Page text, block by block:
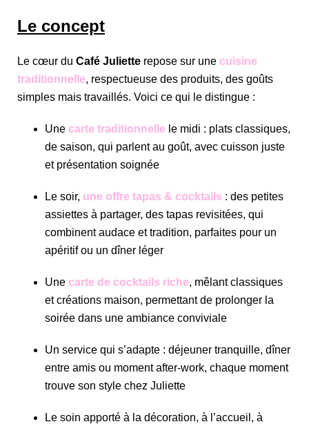
Le concept
Le cœur du Café Juliette repose sur une cuisine
traditionnelle, respectueuse des produits, des goûts
simples mais travaillés. Voici ce qui le distingue :
Une carte traditionnelle le midi : plats classiques,
de saison, qui parlent au goût, avec cuisson juste
et présentation soignée
Le soir, une offre tapas & cocktails : des petites
assiettes à partager, des tapas revisitées, qui
combinent audace et tradition, parfaites pour un
apéritif ou un dîner léger
Une carte de cocktails riche, mêlant classiques
et créations maison, permettant de prolonger la
soirée dans une ambiance conviviale
Un service qui s’adapte : déjeuner tranquille, dîner
entre amis ou moment after-work, chaque moment
trouve son style chez Juliette
Le soin apporté à la décoration, à l’accueil, à